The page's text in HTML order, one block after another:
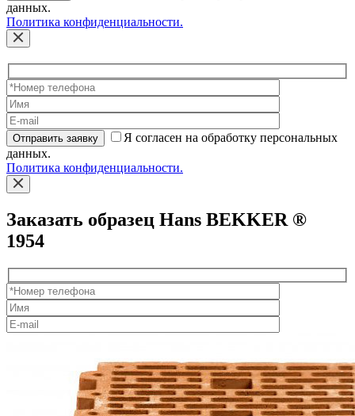
данных.
Политика конфиденциальности.
Отправить заявку
Я согласен на обработку персональных
данных.
Политика конфиденциальности.
Заказать образец Hans BEKKER ®
1954